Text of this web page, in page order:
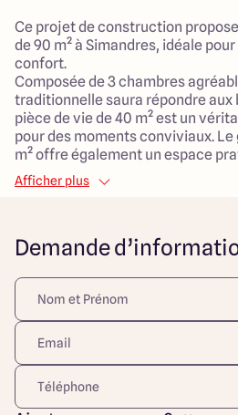
Ce projet de construction
de 90 m² à Simandres, idéale
confort.
Composée de 3 chambres
traditionnelle saura répondre aux
pièce de vie de 40 m² est un
pour des moments conviviaux.
m² offre également un espace
stationnement de vos véhicules
rangement supplémentaire, avec
Le terrain de 388 m², idéalement
Sa proximité avec divers
espaces verts, des crèches, une
commerces, une gare, ainsi que
crée un cadre de vie privilégié
Ce projet représente une
maison de vos rêves dans un
commodités sur la commune de
Afficher plus
Demande